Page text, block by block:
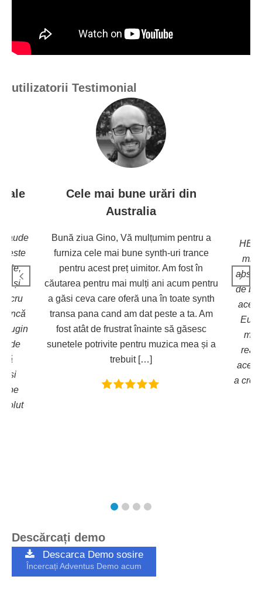
utilizatorii Testimonial
urări din
mulțumim pentru a
synth-uri trance
uimitor. Am fost în
mulți ani acum pentru
una în toate synth
am dat peste a ta. Am
înainte să găsesc
muzica mea și a
[…]
software este
HELLO !! Doar wan't să spun că
mică bucată de software-ul este
absolutley eu chiar serios. Pentru
de bani !!! Ii iubesc pe fiecare
acest lucru . Și se pare total de
Eu nu sunt un ciudat sunet toată
mea se bazează pe presetări
realizate de către factorii de
acest lucru este absolutley
a crea bucată de VST. țină pasul
Descărcați demo
Descarca Demo sosire
Încercați Adventus Demo acum